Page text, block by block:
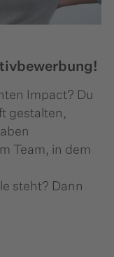
Impact? Du
gestalten,
Team, in dem
steht? Dann